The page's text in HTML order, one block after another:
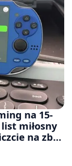
na 15-
miłosny
na zbyt